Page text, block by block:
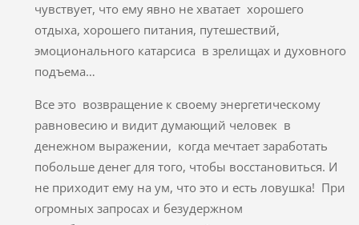
чувствует, что ему явно не хватает хорошего
отдыха, хорошего питания, путешествий,
эмоционального катарсиса в зрелищах и духовного
подъема…
Все это возвращение к своему энергетическому
равновесию и видит думающий человек в
денежном выражении, когда мечтает заработать
побольше денег для того, чтобы восстановиться. И
не приходит ему на ум, что это и есть ловушка! При
огромных запросах и безудержном